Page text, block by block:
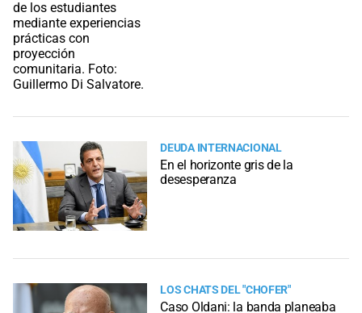
DEUDA INTERNACIONAL
En el horizonte gris de la
desesperanza
LOS CHATS DEL "CHOFER"
Caso Oldani: la banda planeaba